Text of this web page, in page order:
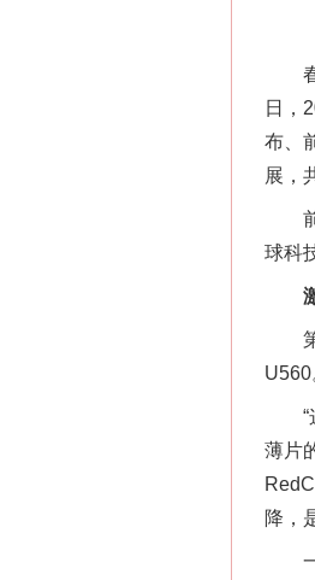
春
日，
布、
展，
前
球科
激
第
U560
“这
薄片
降，
一